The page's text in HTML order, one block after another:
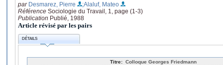
par Desmarez, Pierre
;Alaluf, Mateo
Référence Sociologie du Travail, 1, page (1-3)
Publication Publié, 1988
Article révisé par les pairs
DÉTAILS
Titre: Colloque Georges Friedmann